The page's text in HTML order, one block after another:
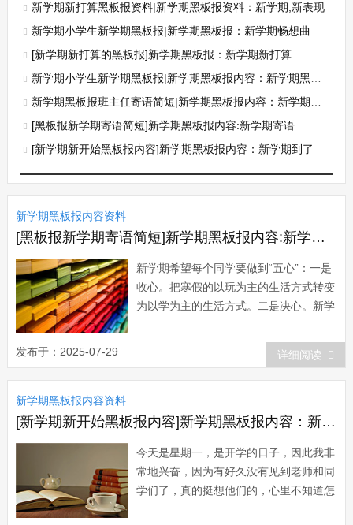
新学期新打算黑板报资料|新学期黑板报资料：新学期,新表现
新学期小学生新学期黑板报|新学期黑板报：新学期畅想曲
[新学期新打算的黑板报]新学期黑板报：新学期新打算
新学期小学生新学期黑板报|新学期黑板报内容：新学期黑板报主题宣传语
新学期黑板报班主任寄语简短|新学期黑板报内容：新学期班主任寄语
[黑板报新学期寄语简短]新学期黑板报内容:新学期寄语
[新学期新开始黑板报内容]新学期黑板报内容：新学期到了
新学期黑板报内容资料
[黑板报新学期寄语简短]新学期黑板报内容:新学期寄语
新学期希望每个同学要做到“五心”：一是
收心。把寒假的以玩为主的生活方式转变
为以学为主的生活方式。二是决心。新学
有几步，我们要在新学期伊始就下定决心
使自己的人生有一个美好的开端，就如我
以前讲过的登山的故事，登山前我们总要
发布于：2025-07-29 详细阅读
新学期黑板报内容资料
[新学期新开始黑板报内容]新学期黑板报内容：新学期到了
今天是星期一，是开学的日子，因此我非
常地兴奋，因为有好久没有见到老师和同
学们了，真的挺想他们的，心里不知道怎